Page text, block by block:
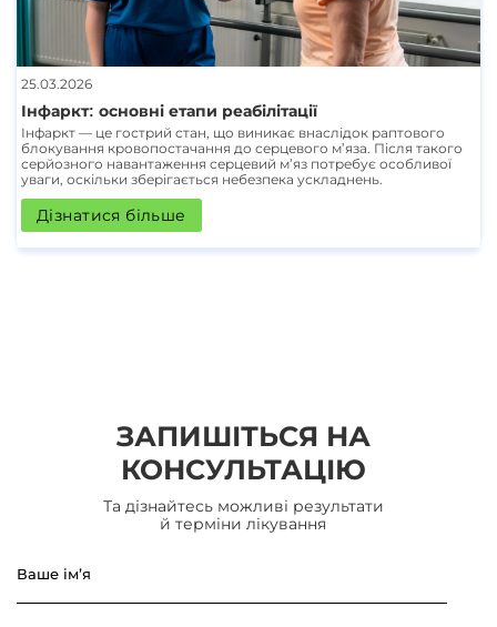
25.03.2026
Інфаркт: основні етапи реабілітації
Інфаркт — це гострий стан, що виникає внаслідок раптового
блокування кровопостачання до серцевого м’яза. Після такого
серйозного навантаження серцевий м’яз потребує особливої
уваги, оскільки зберігається небезпека ускладнень.
Дізнатися більше
ЗАПИШІТЬСЯ НА
КОНСУЛЬТАЦІЮ
Та дізнайтесь можливі результати
й терміни лікування